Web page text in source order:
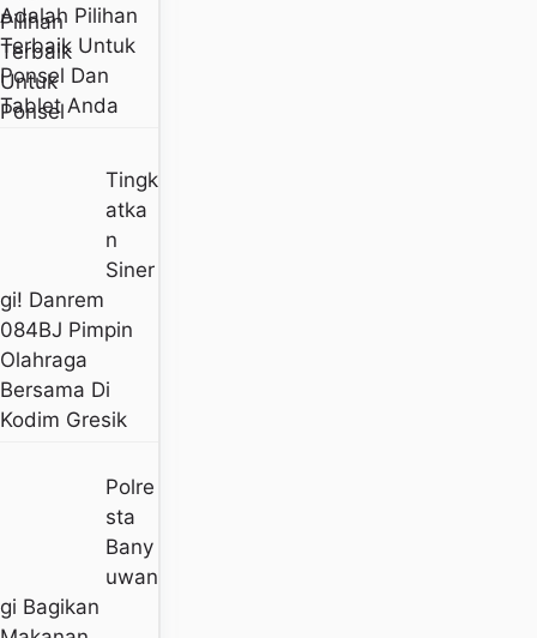
Adalah Pilihan
Terbaik Untuk
Ponsel Dan
Tablet Anda
Tingk
Atka
N
Siner
Gi! Danrem
084BJ Pimpin
Olahraga
Bersama Di
Kodim Gresik
Polre
Sta
Bany
Uwan
Gi Bagikan